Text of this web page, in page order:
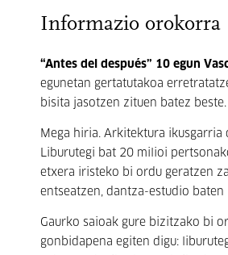
Informazio orokorra
“Antes del después” 10 egun
egunetan gertatutakoa
bisita jasotzen zituen batez
Mega hiria. Arkitektura
Liburutegi bat 20 milioi
etxera iristeko bi ordu geratzen
entseatzen, dantza-estudio
Gaurko saioak gure bizitzako bi
gonbidapena egiten digu: